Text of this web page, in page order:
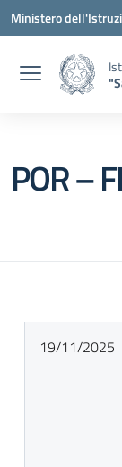
Vai ai contenuti
Vai al menu di
Vai al footer
Ministero
POR –
19/11/2025